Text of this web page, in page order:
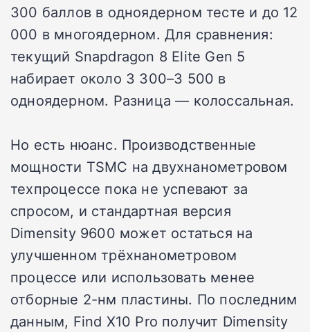
300 баллов в одноядерном тесте и до 12
000 в многоядерном. Для сравнения:
текущий Snapdragon 8 Elite Gen 5
набирает около 3 300–3 500 в
одноядерном. Разница — колоссальная.
Но есть нюанс. Производственные
мощности TSMC на двухнанометровом
техпроцессе пока не успевают за
спросом, и стандартная версия
Dimensity 9600 может остаться на
улучшенном трёхнанометровом
процессе или использовать менее
отборные 2-нм пластины. По последним
данным, Find X10 Pro получит Dimensity